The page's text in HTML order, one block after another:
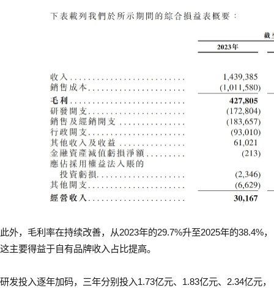
此外，毛利率在持续改善，从2023年的29.7%升至2025年的38.4%，
这主要得益于自有品牌收入占比提高。
研发投入逐年加码，三年分别投入1.73亿元、1.83亿元、2.34亿元，